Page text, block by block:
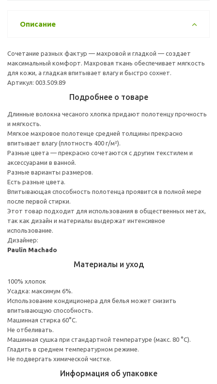
Описание
Сочетание разных фактур — махровой и гладкой — создает
максимальный комфорт. Махровая ткань обеспечивает мягкость
для кожи, а гладкая впитывает влагу и быстро сохнет.
Артикул: 003.509.89
Подробнее о товаре
Длинные волокна чесаного хлопка придают полотенцу прочность
и мягкость.
Мягкое махровое полотенце средней толщины прекрасно
впитывает влагу (плотность 400 г/м²).
Разные цвета — прекрасно сочетаются с другим текстилем и
аксессуарами в ванной.
Разные варианты размеров.
Есть разные цвета.
Впитывающая способность полотенца проявится в полной мере
после первой стирки.
Этот товар подходит для использования в общественных метах,
так как дизайн и материалы выдержат интенсивное
использование.
Дизайнер:
Paulin Machado
Материалы и уход
100% хлопок
Усадка: максимум 6%.
Использование кондиционера для белья может снизить
впитывающую способность.
Машинная стирка 60°С.
Не отбеливать.
Машинная сушка при стандартной температуре (макс. 80 °C).
Гладить в среднем температурном режиме.
Не подвергать химической чистке.
Информация об упаковке